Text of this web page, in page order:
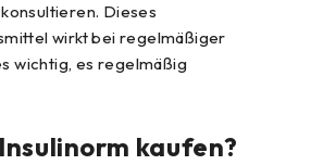
Dieses
wirkt bei regelmäßiger
wichtig, es regelmäßig
kaufen?